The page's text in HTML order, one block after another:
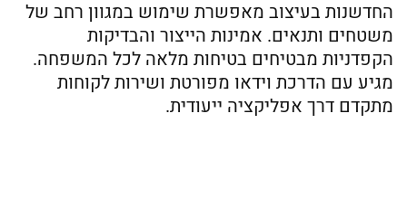
החדשנות בעיצוב מאפשרת שימוש במגוון רחב של
משטחים ותנאים. אמינות הייצור והבדיקות
הקפדניות מבטיחים בטיחות מלאה לכל המשפחה.
מגיע עם הדרכת וידאו מפורטת ושירות לקוחות
מתקדם דרך אפליקציה ייעודית.